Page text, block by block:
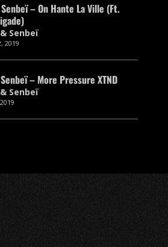
Senbeï – On Hante La Ville (Ft.
Senbeï
2019
Senbeï – More Pressure XTND
Senbeï